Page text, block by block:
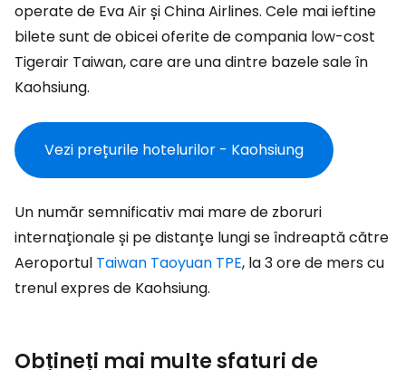
operate de Eva Air șiChina Airlines. Cele mai ieftine
bilete sunt de obicei oferite de compania low-cost
Tigerair Taiwan, care are una dintre bazele sale în
Kaohsiung.
Vezi prețurile hotelurilor - Kaohsiung
Un număr semnificativ mai mare de zboruri
internaționale și pe distanțe lungi se îndreaptă către
Aeroportul Taiwan Taoyuan TPE, la 3 ore de mers cu
trenul expres de Kaohsiung.
Obțineți mai multe sfaturi de